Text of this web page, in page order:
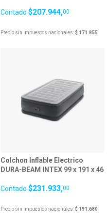
Contado $207.944,00
Precio sin impuestos nacionales: $ 171.855
Colchon Inflable Electrico
DURA-BEAM INTEX 99 x 191 x 46
Contado $231.933,00
Precio sin impuestos nacionales: $ 191.680